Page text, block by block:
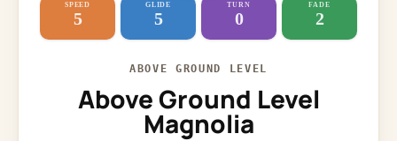
SPEED
5
GLIDE
5
TURN
0
FADE
2
ABOVE GROUND LEVEL
Above Ground Level
Magnolia